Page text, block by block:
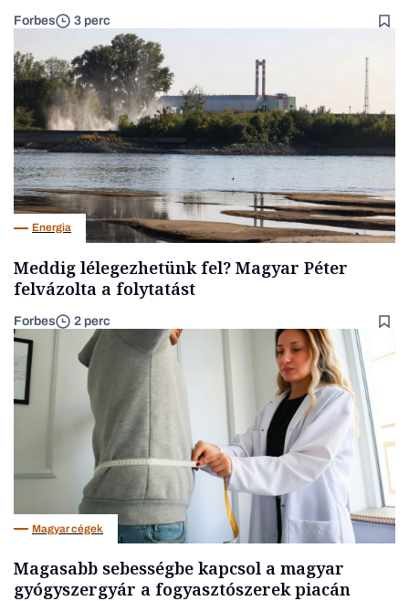
Forbes 3 perc
Energia
Meddig lélegezhetünk fel? Magyar Péter
felvázolta a folytatást
Forbes 2 perc
Magyar cégek
Magasabb sebességbe kapcsol a magyar
gyógyszergyár a fogyasztószerek piacán